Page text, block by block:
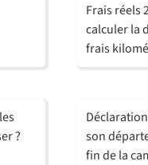
Frais réels
calculer la
frais
?
son
fin de la